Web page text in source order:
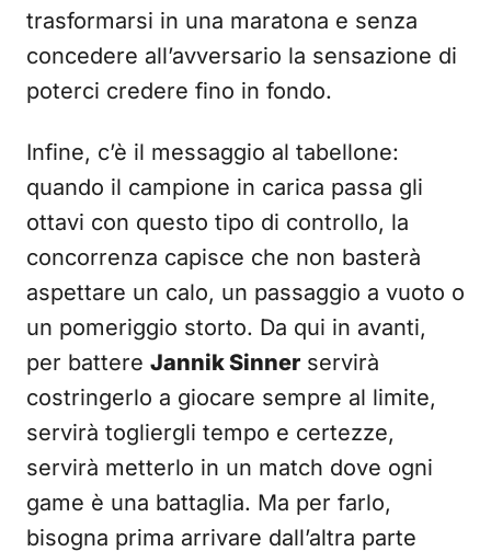
trasformarsi in una maratona e senza
concedere all’avversario la sensazione di
poterci credere fino in fondo.
Infine, c’è il messaggio al tabellone:
quando il campione in carica passa gli
ottavi con questo tipo di controllo, la
concorrenza capisce che non basterà
aspettare un calo, un passaggio a vuoto o
un pomeriggio storto. Da qui in avanti,
per battere Jannik Sinner servirà
costringerlo a giocare sempre al limite,
servirà togliergli tempo e certezze,
servirà metterlo in un match dove ogni
game è una battaglia. Ma per farlo,
bisogna prima arrivare dall’altra parte